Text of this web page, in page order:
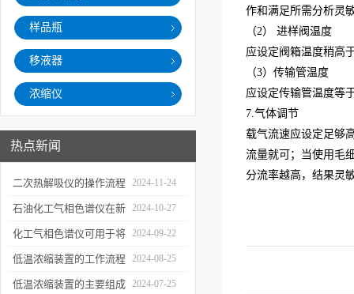
样品瓶
移液器
浓缩仪
热点新闻
二次热解吸仪的操作流程
和使用注意事项
2024-11-24
石油化工气相色谱仪在新
材料、新产品的研发中的
应用
2024-10-27
化工气相色谱仪可用于将
样品引入色谱柱并推动分
离过程
2024-09-22
低温浓缩装置的工作流程
及使用注意事项
2024-08-25
低温浓缩装置的主要组成 2024-07-25
作和满足所需分析灵
（2） 进样阀温度
应设定阀箱温度稍高
（3）传输管温度
应设定传输管温度等
7.气体调节
载气流速应设定足够
流量就可；当使用毛
分流率越高，结果灵